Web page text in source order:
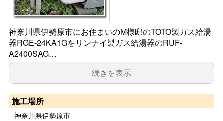
神奈川県伊勢原市にお住まいのM様邸のTOTO製ガス給湯
器RGE-24KA1Gをリンナイ製ガス給湯器のRUF-
A2400SAG…
続きを表示
施工場所
神奈川県伊勢原市